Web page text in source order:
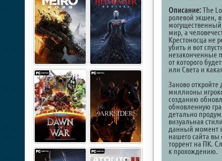
Описание:The
ролевой экшен,
могущественный
мир, а
Крестоносца не
убить и вот
незаконченные
от которого
или Света и
Заново
миллионы
созданию
обновленную
детально
визуальная
данный момент
нашего сайта вы
торрент на ПК.
к прохождению.